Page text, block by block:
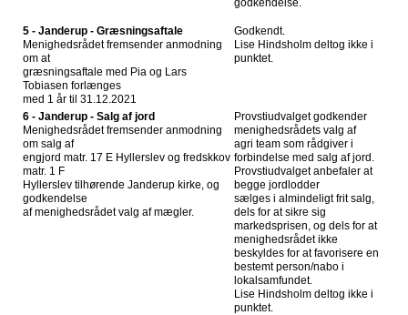
5 - Janderup - Græsningsaftale
Menighedsrådet fremsender anmodning
om at
græsningsaftale med Pia og Lars
Tobiasen forlænges
med 1 år til 31.12.2021
Godkendt.
Lise Hindsholm deltog ikke i
punktet.
6 - Janderup - Salg af jord
Menighedsrådet fremsender anmodning
om salg af
engjord matr. 17 E Hyllerslev og fredskkov
matr. 1 F
Hyllerslev tilhørende Janderup kirke, og
godkendelse
af menighedsrådet valg af mægler.
Provstiudvalget godkender
menighedsrådets valg af
agri team som rådgiver i
forbindelse med salg af jord.
Provstiudvalget anbefaler at
begge jordlodder
sælges i almindeligt frit salg,
dels for at sikre sig
markedsprisen, og dels for at
menighedsrådet ikke
beskyldes for at favorisere en
bestemt person/nabo i
lokalsamfundet.
Lise Hindsholm deltog ikke i
punktet.